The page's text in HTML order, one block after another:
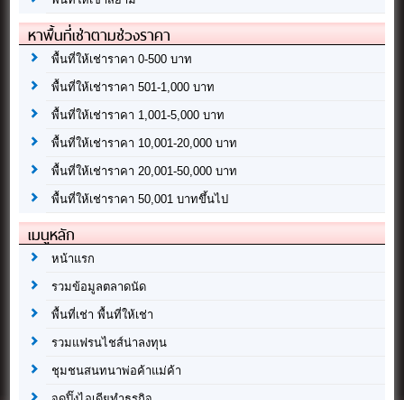
หาพื้นที่เช่าตามช่วงราคา
พื้นที่ให้เช่าราคา 0-500 บาท
พื้นที่ให้เช่าราคา 501-1,000 บาท
พื้นที่ให้เช่าราคา 1,001-5,000 บาท
พื้นที่ให้เช่าราคา 10,001-20,000 บาท
พื้นที่ให้เช่าราคา 20,001-50,000 บาท
พื้นที่ให้เช่าราคา 50,001 บาทขึ้นไป
เมนูหลัก
หน้าแรก
รวมข้อมูลตลาดนัด
พื้นที่เช่า พื้นที่ให้เช่า
รวมแฟรนไชส์น่าลงทุน
ชุมชนสนทนาพ่อค้าแม่ค้า